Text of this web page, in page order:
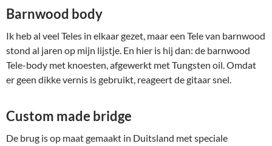
Barnwood body
Ik heb al veel Teles in elkaar gezet, maar een Tele van barnwood
stond al jaren op mijn lijstje. En hier is hij dan: de barnwood
Tele-body met knoesten, afgewerkt met Tungsten oil. Omdat
er geen dikke vernis is gebruikt, reageert de gitaar snel.
Custom made bridge
De brug is op maat gemaakt in Duitsland met speciale